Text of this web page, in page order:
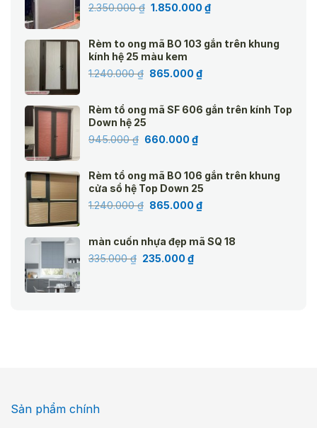
2.350.000₫ Giá
2.350.000 ₫.
1.850.000₫Giá
là:
Rèm to ong mã BO 103 gắn trên khung
kính hệ 25 màu kem
1.240.000₫ Giá
1.240.000 ₫.
865.000₫Giá
là:
Rèm tổ ong mã SF 606 gắn trên kính Top
Down hệ 25
945.000₫ Giá
945.000 ₫.
660.000₫Giá
là:
660.000 ₫.
Rèm tổ ong mã BO 106 gắn trên khung
cửa sổ hệ Top Down 25
1.240.000₫ Giá
1.240.000 ₫.
865.000₫Giá
là:
màn cuốn nhựa đẹp mã SQ 18
335.000₫ Giá
235.000₫Giá
Sản phẩm chính